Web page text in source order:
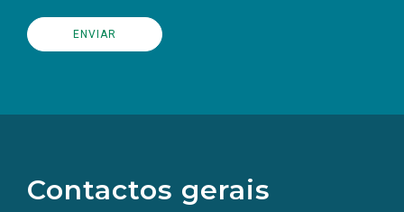
Contactos gerais
redes
sociais